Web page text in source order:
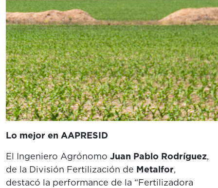
Lo mejor en AAPRESID
El Ingeniero Agrónomo Juan Pablo Rodríguez,
de la División Fertilización de Metalfor,
destacó la performance de la “Fertilizadora